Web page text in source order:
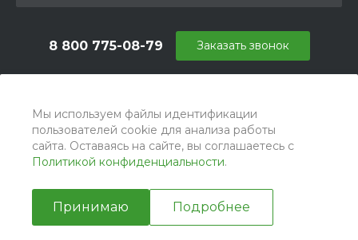
Мы используем файлы идентификации
пользователей cookie для анализа работы
сайта. Оставаясь на сайте, вы соглашаетесь с
Политикой конфиденциальности.
Принимаю Подробнее
8 800 775-08-79
г. Москва, БЦ Вятский, ул. Вятская д.70, офис 715
Заказать звонок